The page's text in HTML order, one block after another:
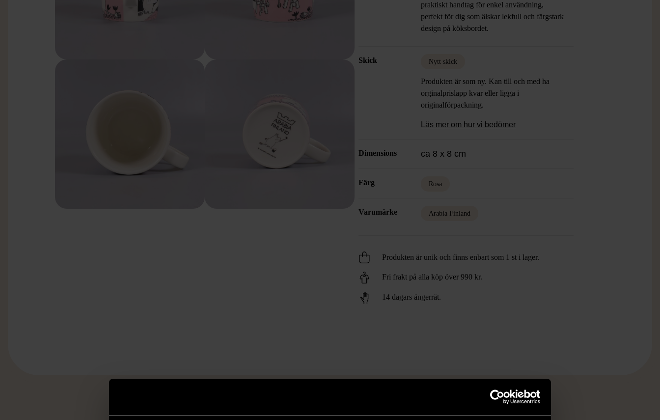
praktiskt handtag för enkel användning,
perfekt för dig som älskar lekfull och färgstark
design på köksbordet.
Skick Nytt skick
Produkten är som ny. Kan till och med ha
orginalprislapp kvar eller ligga i
originalförpackning.
Läs mer om hur vi bedömer
Dimensions ca 8 x 8 cm
Färg Rosa
Varumärke Arabia Finland
Produkten är unik och finns enbart som 1 st i lager.
Fri frakt på alla köp över 990 kr.
14 dagars ångerrät.